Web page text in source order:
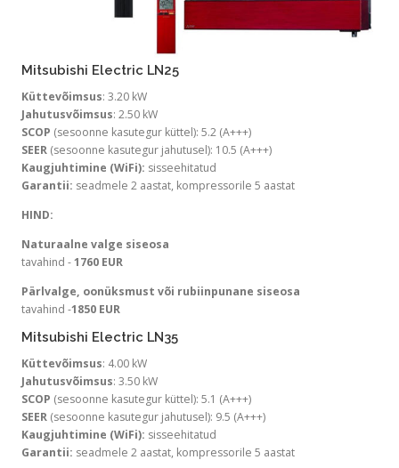
Mitsubishi Electric LN25
Küttevõimsus: 3.20 kW
Jahutusvõimsus: 2.50 kW
SCOP (sesoonne kasutegur küttel): 5.2 (A+++)
SEER (sesoonne kasutegur jahutusel): 10.5 (A+++)
Kaugjuhtimine (WiFi): sisseehitatud
Garantii: seadmele 2 aastat, kompressorile 5 aastat
HIND:
Naturaalne valge siseosa
tavahind -1760 EUR
Pärlvalge, oonüksmust või rubiinpunane siseosa
tavahind -1850 EUR
Mitsubishi Electric LN35
Küttevõimsus: 4.00 kW
Jahutusvõimsus: 3.50 kW
SCOP (sesoonne kasutegur küttel): 5.1 (A+++)
SEER (sesoonne kasutegur jahutusel): 9.5 (A+++)
Kaugjuhtimine (WiFi): sisseehitatud
Garantii: seadmele 2 aastat, kompressorile 5 aastat